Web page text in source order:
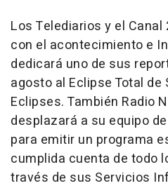
Los Telediarios y el
con el acontecimiento e
dedicará uno de sus
agosto al Eclipse Total de
Eclipses. También Radio
desplazará a su equipo
para emitir un programa
cumplida cuenta de todo
través de sus Servicios